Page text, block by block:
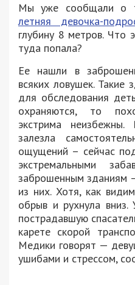
Мы уже сообщали о
летняя девочка-
глубину 8 метров. Что
туда попала?
Ее нашли в
всяких ловушек. Такие
для обследования
охраняются, то
экстрима
залезла
ощущений – сейчас
экстремальными
заброшенным зданиям
из них. Хотя, как
обрыв и рухнула вниз.
пострадавшую
карете скорой
Медики говорят —
ушибами и стрессом,